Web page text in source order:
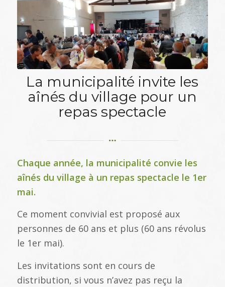
La municipalité invite les
aînés du village pour un
repas spectacle
Chaque année, la municipalité convie les
aînés du village à un repas spectacle le 1er
mai.
Ce moment convivial est proposé aux
personnes de 60 ans et plus (60 ans révolus
le 1er mai).
Les invitations sont en cours de
distribution, si vous n’avez pas reçu la